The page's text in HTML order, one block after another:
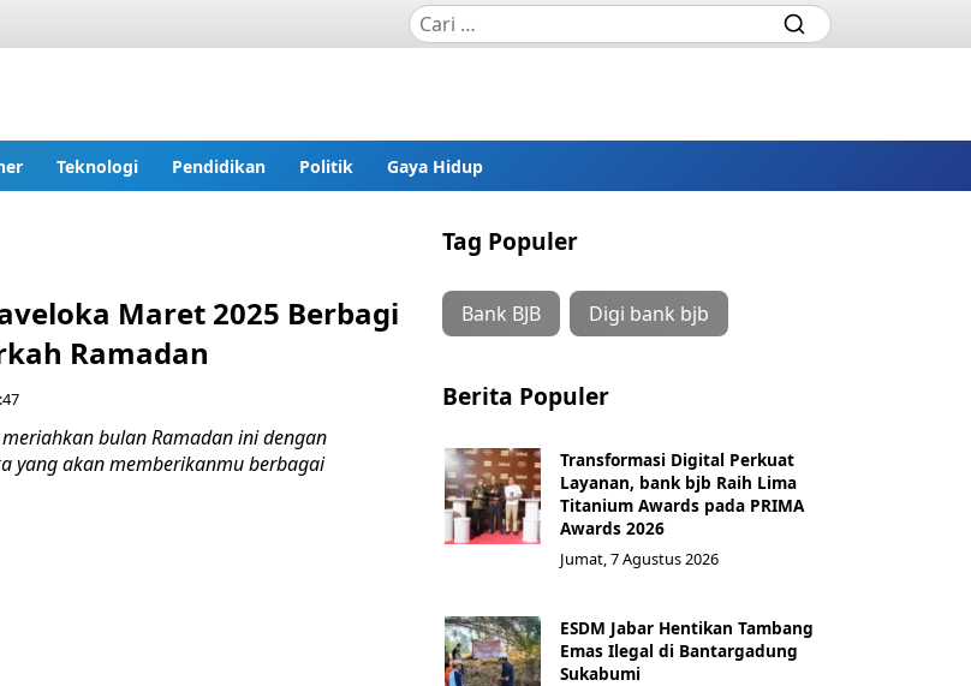
Teknologi Pendidikan Politik Gaya Hidup
Maret 2025 Berbagi
Ramadan
meriahkan bulan Ramadan ini dengan
yang akan memberikanmu berbagai
Tag Populer
Bank BJB Digi bank bjb
Berita Populer
Transformasi Digital Perkuat
Layanan, bank bjb Raih Lima
Titanium Awards pada PRIMA
Awards 2026
Jumat, 7 Agustus 2026
ESDM Jabar Hentikan Tambang
Emas Ilegal di Bantargadung
Sukabumi